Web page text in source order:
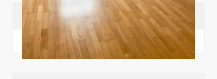
Suchhistorie
noch nichts angesehen